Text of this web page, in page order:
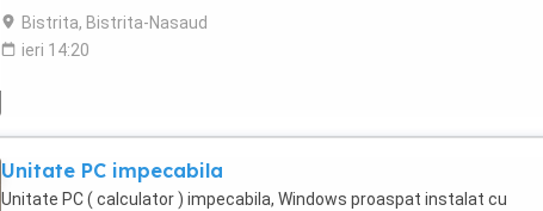
pachet. Nu trimit nicăieri. ...
Bistrita, Bistrita-Nasaud
ieri 14:20
Unitate PC impecabila
Unitate PC ( calculator ) impecabila, Windows proaspat instalat cu